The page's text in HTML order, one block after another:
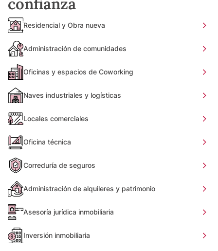
Residencial y Obra nueva
Administración de comunidades
Oficinas y espacios de Coworking
Naves industriales y logísticas
Locales comerciales
Oficina técnica
Correduría de seguros
Administración de alquileres y patrimonio
Asesoría jurídica inmobiliaria
Inversión inmobiliaria